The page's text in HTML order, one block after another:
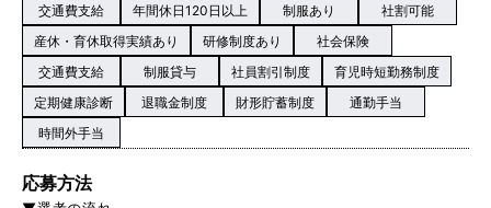
交通費支給 年間休日120日以上 制服あり
社割可能
産休・育休取得実績あり
研修制度あり
社会保険
交通費支給
制服貸与 社員割引制度
育児時短勤務制度
定期健康診断
退職金制度 財形貯蓄制度
通勤手当
時間外手当
応募方法